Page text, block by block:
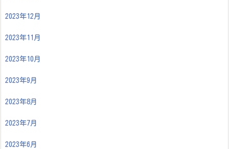
2023年12月
2023年11月
2023年10月
2023年9月
2023年8月
2023年7月
2023年6月